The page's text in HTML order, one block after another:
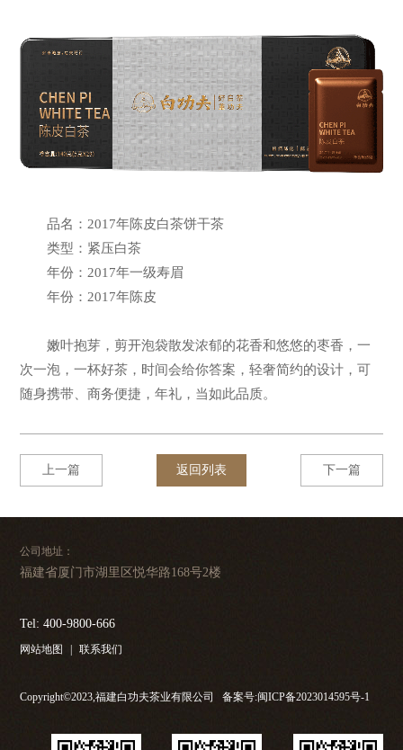
品名：2017年陈皮白茶饼干茶
类型：紧压白茶
年份：2017年一级寿眉
年份：2017年陈皮
嫩叶抱芽，剪开泡袋散发浓郁的花香和悠悠的枣香，一
次一泡，一杯好茶，时间会给你答案，轻奢简约的设计，可
随身携带、商务便捷，年礼，当如此品质。
上一篇 返回列表 下一篇
公司地址：
福建省厦门市湖里区悦华路168号2楼
Tel: 400-9800-666
网站地图 联系我们
Copyright©2023,福建白功夫茶业有限公司备案号:闽ICP备2023014595号-1